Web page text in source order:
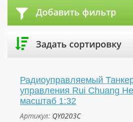
Добавить фильтр
Задать сортировку
Радиоуправляемый
управления Rui Chuang
масштаб 1:32
Артикул: QY0203C